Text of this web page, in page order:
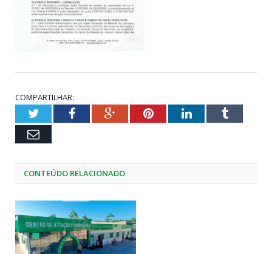
COMPARTILHAR:
TwitterFacebookGoogle+PinterestLinkedInTumblr
Email
CONTEÚDO RELACIONADO